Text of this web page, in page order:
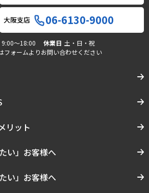
大阪支店 06-6130-9000
9:00〜18:00 休業日 土・日・祝
フォームよりお問い合わせください
リット
い」お客様へ
い」お客様へ